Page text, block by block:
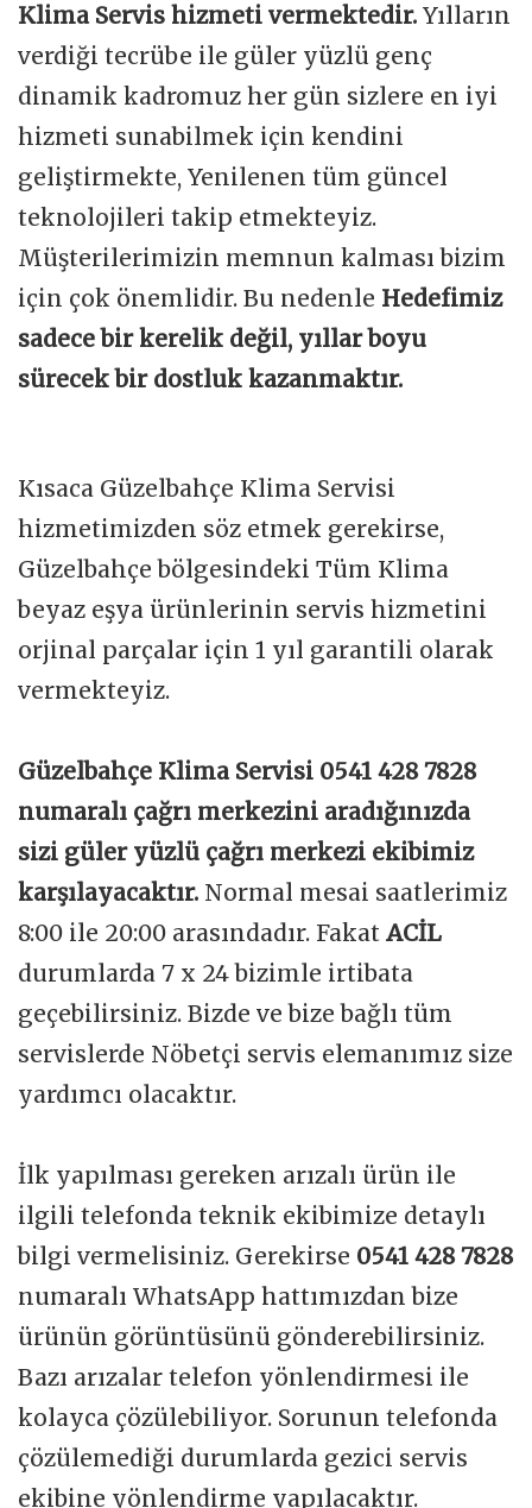
Klima Servis hizmeti vermektedir. Yılların
verdiği tecrübe ile güler yüzlü genç
dinamik kadromuz her gün sizlere en iyi
hizmeti sunabilmek için kendini
geliştirmekte, Yenilenen tüm güncel
teknolojileri takip etmekteyiz.
Müşterilerimizin memnun kalması bizim
için çok önemlidir. Bu nedenle Hedefimiz
sadece bir kerelik değil, yıllar boyu
sürecek bir dostluk kazanmaktır.
Kısaca Güzelbahçe Klima Servisi
hizmetimizden söz etmek gerekirse,
Güzelbahçe bölgesindeki Tüm Klima
beyaz eşya ürünlerinin servis hizmetini
orjinal parçalar için 1 yıl garantili olarak
vermekteyiz.
Güzelbahçe Klima Servisi 0541 428 7828
numaralı çağrı merkezini aradığınızda
sizi güler yüzlü çağrı merkezi ekibimiz
karşılayacaktır. Normal mesai saatlerimiz
8:00 ile 20:00 arasındadır. Fakat ACİL
durumlarda 7 x 24 bizimle irtibata
geçebilirsiniz. Bizde ve bize bağlı tüm
servislerde Nöbetçi servis elemanımız size
yardımcı olacaktır.
İlk yapılması gereken arızalı ürün ile
ilgili telefonda teknik ekibimize detaylı
bilgi vermelisiniz. Gerekirse 0541 428 7828
numaralı WhatsApp hattımızdan bize
ürünün görüntüsünü gönderebilirsiniz.
Bazı arızalar telefon yönlendirmesi ile
kolayca çözülebiliyor. Sorunun telefonda
çözülemediği durumlarda gezici servis
ekibine yönlendirme yapılacaktır.